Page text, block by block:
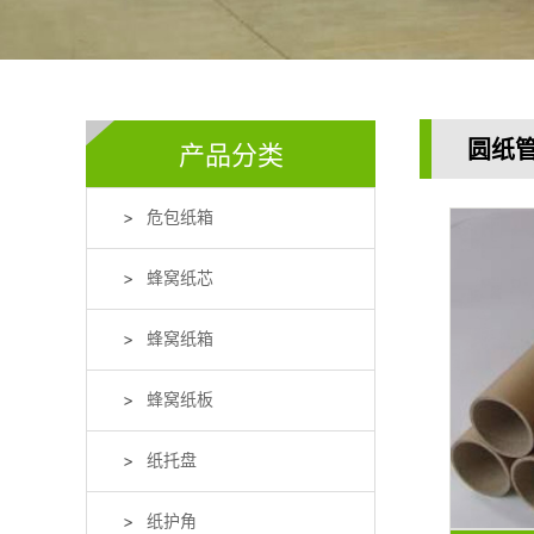
产品分类
危包纸箱
蜂窝纸芯
蜂窝纸箱
蜂窝纸板
纸托盘
纸护角
圆纸